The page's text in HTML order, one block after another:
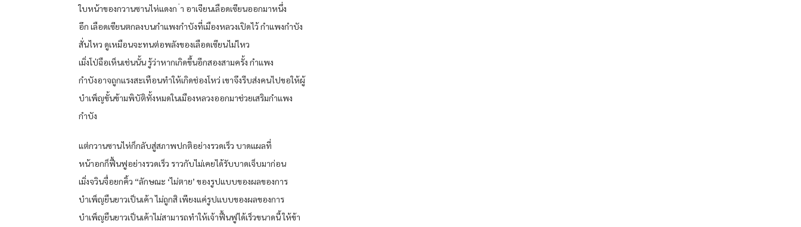
ใบหน้าของกวานซานไห่แดงก ่า อาเจียนเลือดเซียนออกมาหนึ่ง
อึก เลือดเซียนตกลงบนกำแพงกำบังที่เมืองหลวงเปิดไว้ กำแพงกำบัง
สั่นไหว ดูเหมือนจะทนต่อพลังของเลือดเซียนไม่ไหว
เมิ่งโป่ฉือเห็นเช่นนั้น รู้ว่าหากเกิดขึ้นอีกสองสามครั้ง กำแพง
กำบังอาจถูกแรงสะเทือนทำให้เกิดช่องโหว่ เขาจึงรีบส่งคนไปขอให้ผู้
บำเพ็ญขั้นข้ามพิบัติทั้งหมดในเมืองหลวงออกมาช่วยเสริมกำแพง
กำบัง
แต่กวานซานไห่ก็กลับสู่สภาพปกติอย่างรวดเร็ว บาดแผลที่
หน้าอกก็ฟื้นฟูอย่างรวดเร็ว ราวกับไม่เคยได้รับบาดเจ็บมาก่อน
เมิ่งจวินจื่อยกคิ้ว “ลักษณะ ‘ไม่ตาย’ ของรูปแบบของผลของการ
บำเพ็ญยืนยาวเป็นเค้า ไม่ถูกสิ เพียงแค่รูปแบบของผลของการ
บำเพ็ญยืนยาวเป็นเค้าไม่สามารถทำให้เจ้าฟื้นฟูได้เร็วขนาดนี้ ให้ข้า